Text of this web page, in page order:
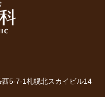
5-7-1札幌北スカイビル14